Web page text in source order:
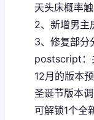
天头床概率
2、新增男主
3、修复部分
postscript：
12月的版本
圣诞节版本
可解锁1个全